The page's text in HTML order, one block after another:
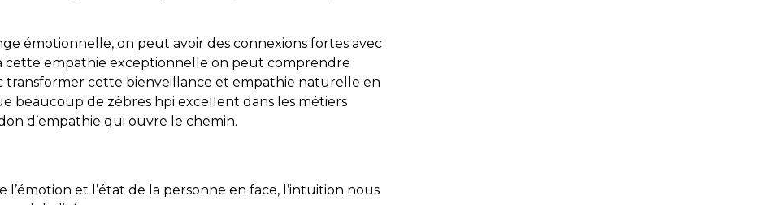
émotionnelle, on peut avoir des connexions fortes avec
cette empathie exceptionnelle on peut comprendre
transformer cette bienveillance et empathie naturelle en
beaucoup de zèbres hpi excellent dans les métiers
d’empathie qui ouvre le chemin.
et l’état de la personne en face, l’intuition nous